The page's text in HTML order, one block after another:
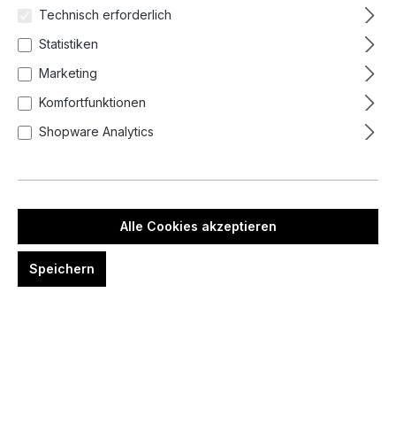
6,95 €*
Produkt Anzahl: Gib den gewünschten
In den Warenkorb
Zum Merkzettel hinzufügen
Artikelnummer:
Technisch erforderlich
Statistiken
Marketing
Komfortfunktionen
Shopware Analytics
Alle Cookies akzeptieren
Speichern